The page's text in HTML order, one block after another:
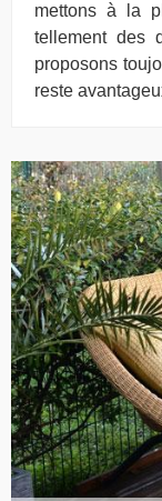
mettons à la
tellement des
proposons
reste